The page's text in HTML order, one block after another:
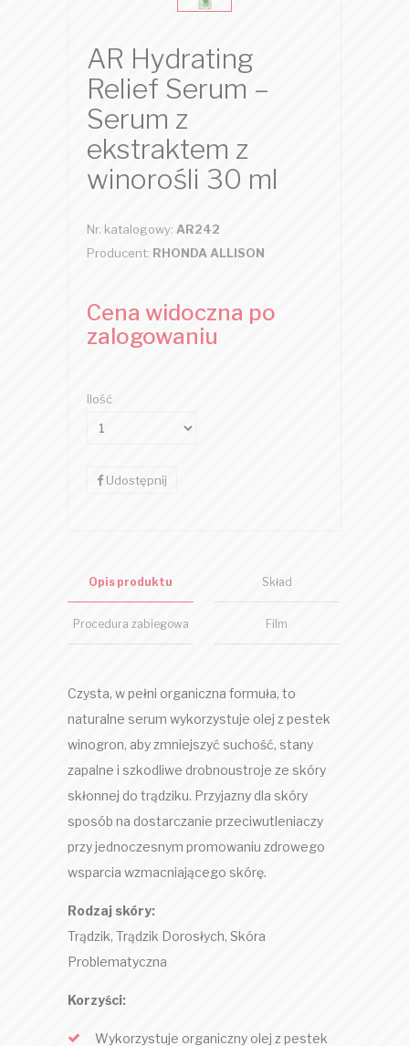
AR Hydrating
Relief Serum –
Serum z
ekstraktem z
winorośli 30 ml
Nr. katalogowy: AR242
Producent: RHONDA ALLISON
Cena widoczna po
zalogowaniu
Ilość
Udostępnij
Opis produktu Skład
Procedura zabiegowa Film
Czysta, w pełni organiczna formuła, to
naturalne serum wykorzystuje olej z pestek
winogron, aby zmniejszyć suchość, stany
zapalne i szkodliwe drobnoustroje ze skóry
skłonnej do trądziku. Przyjazny dla skóry
sposób na dostarczanie przeciwutleniaczy
przy jednoczesnym promowaniu zdrowego
wsparcia wzmacniającego skórę.
Rodzaj skóry:
Trądzik, Trądzik Dorosłych, Skóra
Problematyczna
Korzyści:
Wykorzystuje organiczny olej z pestek